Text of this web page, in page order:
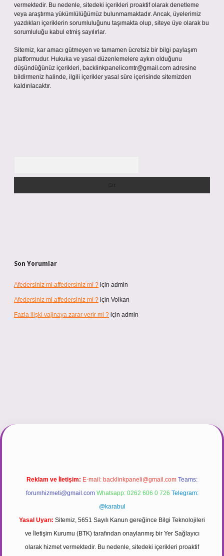
vermektedir. Bu nedenle, sitedeki içerikleri proaktif olarak denetleme
veya araştırma yükümlülüğümüz bulunmamaktadır. Ancak, üyelerimiz
yazdıkları içeriklerin sorumluluğunu taşımakta olup, siteye üye olarak bu
sorumluluğu kabul etmiş sayılırlar.
Sitemiz, kar amacı gütmeyen ve tamamen ücretsiz bir bilgi paylaşım
platformudur. Hukuka ve yasal düzenlemelere aykırı olduğunu
düşündüğünüz içerikleri, backlinkpanelicomtr@gmail.com adresine
bildirmeniz halinde, ilgili içerikler yasal süre içerisinde sitemizden
kaldırılacaktır.
Son Yorumlar
Afedersiniz mi affedersiniz mi ? için admin
Afedersiniz mi affedersiniz mi ? için Volkan
Fazla ilişki vajinaya zarar verir mi ? için admin
Reklam ve İletişim: E-mail: backlinkpaneli@gmail.com Teams:
forumhizmeti@gmail.com Whatsapp: 0262 606 0 726 Telegram:
@karabul
Yasal Uyarı: Sitemiz, 5651 Sayılı Kanun gereğince Bilgi Teknolojileri
ve İletişim Kurumu (BTK) tarafından onaylanmış bir Yer Sağlayıcı
olarak hizmet vermektedir. Bu nedenle, sitedeki içerikleri proaktif